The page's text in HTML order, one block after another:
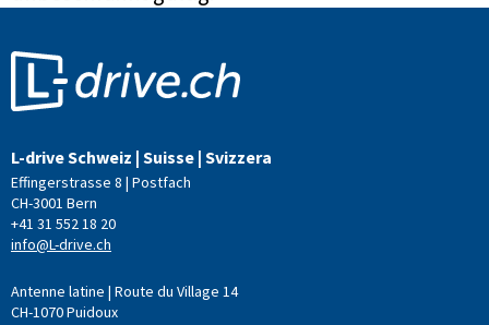
L-drive Schweiz | Suisse | Svizzera
Effingerstrasse 8 | Postfach
CH-3001 Bern
+41 31 552 18 20
info@L-drive.ch
Antenne latine | Route du Village 14
CH-1070 Puidoux